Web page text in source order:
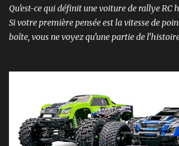
Qu'est-ce qui définit une voiture de rallye RC
Si votre première pensée est la vitesse de
boîte, vous ne voyez qu'une partie de
qui font de cette machine bien plus qu'un
Deux Philosophies : Le Choix Entre "Prêt à
Personnaliser" Rlaarlo propose la XTS-S10
distinctes, une décision brillante qui